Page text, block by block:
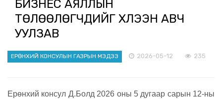
БИЗНЕС АЯЛЛЫН
ТӨЛӨӨЛӨГЧДИЙГ ХҮЛЭЭН АВЧ
УУЛЗАВ
ЕРӨНХИЙ КОНСУЛЫН ГАЗРЫН МЭДЭЭ 2026-05-12 235
Ерөнхий консул Д.Болд 2026 оны 5 дугаар сарын 12-ны